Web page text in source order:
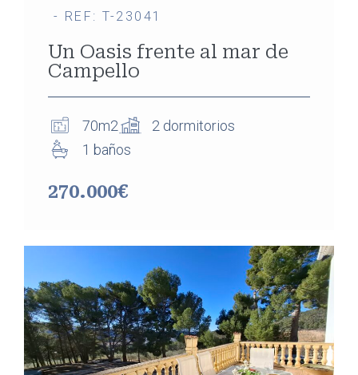
- REF: T-23041
Un Oasis frente al mar de
Campello
70m2
2 dormitorios
1 baños
270.000€